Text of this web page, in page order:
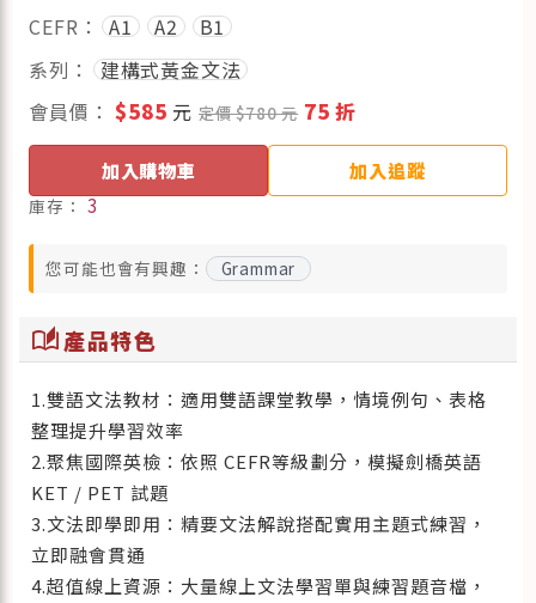
CEFR：
A1 A2
B1
系列：
建構式黃金文法
會員價： $585 元定價 $780 元 75 折
加入購物車 加入追蹤
庫存： 3
您可能也會有興趣： Grammar
auto_stories產品特色
1.雙語文法教材：適用雙語課堂教學，情境例句、表格
整理提升學習效率
2.聚焦國際英檢：依照 CEFR等級劃分，模擬劍橋英語
KET / PET 試題
3.文法即學即用：精要文法解說搭配實用主題式練習，
立即融會貫通
4.超值線上資源：大量線上文法學習單與練習題音檔，